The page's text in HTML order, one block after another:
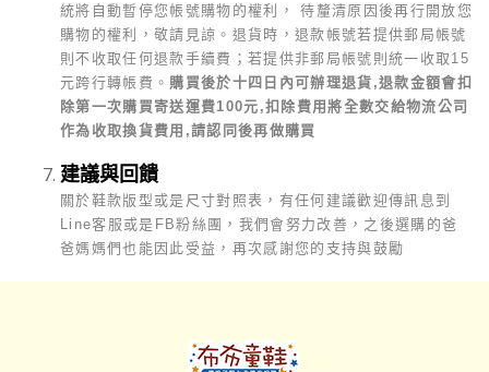
統將自動暫停您帳號購物的權利， 待釐清原因後再行開放您
購物的權利，敬請見諒。 退貨時，退款帳號若提供郵局帳號
則不收取任何退款手續費；若提供非郵局帳號則統一收取15
元跨行轉帳費。 購買後於十四日內可辦理退貨,退款金額會扣
除第一次購買寄送運費100元,扣除費用將全數交給物流公司
作為收取換貨費用,請認同後再做購買
建議與回饋
關於鞋款版型或是尺寸對照表，有任何建議歡迎傳訊息到
Line客服或是FB粉絲團，我們會努力改善，之後選購的爸
爸媽媽們也能因此受益，再次感謝您的支持與鼓勵